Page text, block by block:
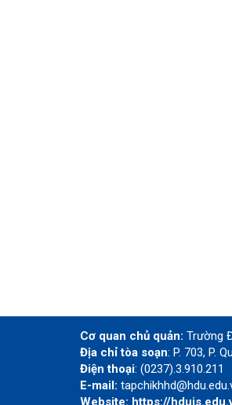
Cơ quan chủ quản: Trường
Địa chỉ tòa soạn: P. 703, P.
Điện thoại: (0237).3.910.211
E-mail:
Website: https://